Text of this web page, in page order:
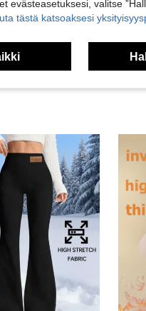
evästeasetuksesi, valitse
tästä katsoaksesi